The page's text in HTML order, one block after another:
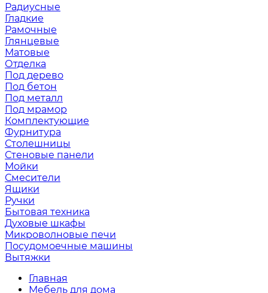
Радиусные
Гладкие
Рамочные
Глянцевые
Матовые
Отделка
Под дерево
Под бетон
Под металл
Под мрамор
Комплектующие
Фурнитура
Столешницы
Стеновые панели
Мойки
Смесители
Ящики
Ручки
Бытовая техника
Духовые шкафы
Микроволновые печи
Посудомоечные машины
Вытяжки
Главная
Мебель для дома